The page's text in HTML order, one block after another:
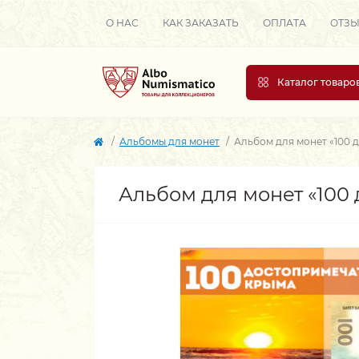
О НАС КАК ЗАКАЗАТЬ ОПЛАТА
Каталог
Альбомы для монет Альбом для монет «100
Альбом для монет